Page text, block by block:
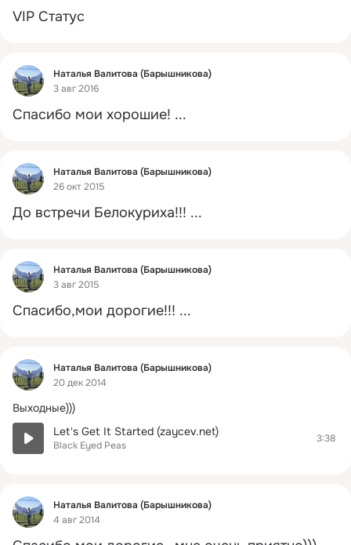
VIP Статус
Фид
Наталья Валитова (Барышникова)
3 авг 2016
Спасибо мои хорошие! ...
Фид
Наталья Валитова (Барышникова)
26 окт 2015
До встречи Белокуриха!!! ...
Фид
Наталья Валитова (Барышникова)
3 авг 2015
Спасибо,мои дорогие!!! ...
Фид
Наталья Валитова (Барышникова)
20 дек 2014
Выходные)))
Let's Get It Started (zaycev.net)
Black Eyed Peas
3:38
Фид
Наталья Валитова (Барышникова)
4 авг 2014